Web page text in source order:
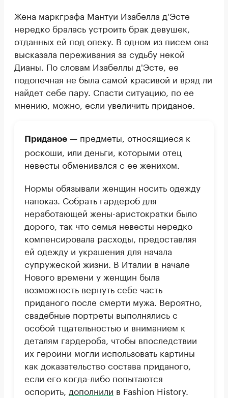
Жена маркграфа Мантуи Изабелла д'Эсте
нередко бралась устроить брак девушек,
отданных ей под опеку. В одном из писем она
высказала переживания за судьбу некой
Дианы. По словам Изабеллы д'Эсте, ее
подопечная не была самой красивой и вряд ли
найдет себе пару. Спасти ситуацию, по ее
мнению, можно, если увеличить приданое.
Приданое — предметы, относящиеся к
роскоши, или деньги, которыми отец
невесты обменивался с ее женихом.
Нормы обязывали женщин носить одежду
напоказ. Собрать гардероб для
неработающей жены-аристократки было
дорого, так что семья невесты нередко
компенсировала расходы, предоставляя
ей одежду и украшения для начала
супружеской жизни. В Италии в начале
Нового времени у женщин была
возможность вернуть себе часть
приданого после смерти мужа. Вероятно,
свадебные портреты выполнялись с
особой тщательностью и вниманием к
деталям гардероба, чтобы впоследствии
их героини могли использовать картины
как доказательство состава приданого,
если его когда-либо попытаются
оспорить, дополнили в Fashion History.